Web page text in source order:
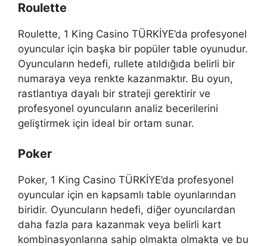
Roulette
Roulette, 1 King Casino TÜRKİYE’da profesyonel
oyuncular için başka bir popüler table oyunudur.
Oyuncuların hedefi, rullete atıldığıda belirli bir
numaraya veya renkte kazanmaktır. Bu oyun,
rastlantıya dayalı bir strateji gerektirir ve
profesyonel oyuncuların analiz becerilerini
geliştirmek için ideal bir ortam sunar.
Poker
Poker, 1 King Casino TÜRKİYE’da profesyonel
oyuncular için en kapsamlı table oyunlarından
biridir. Oyuncuların hedefi, diğer oyuncılardan
daha fazla para kazanmak veya belirli kart
kombinasyonlarına sahip olmakta olmakta ve bu